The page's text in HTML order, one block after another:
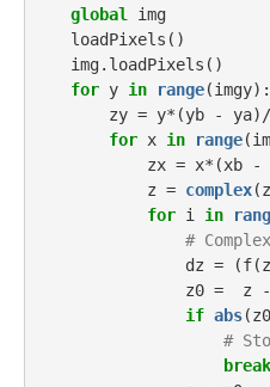
global
img
for y in range(imgy):
zy = y*(yb -
for x in range
zx =
            z =
complex
for i in
#
dz =
if abs
#
break